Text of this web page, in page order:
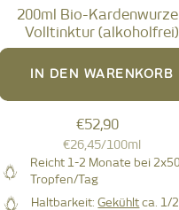
200ml Bio-
Volltinktur (alkoholfrei)
IN DEN WARENKORB
Angebotspreis
€52,90
€26,45/100ml
Reicht 1-2 Monate bei
Tropfen/Tag
Haltbarkeit:Gekühlt ca. 1/